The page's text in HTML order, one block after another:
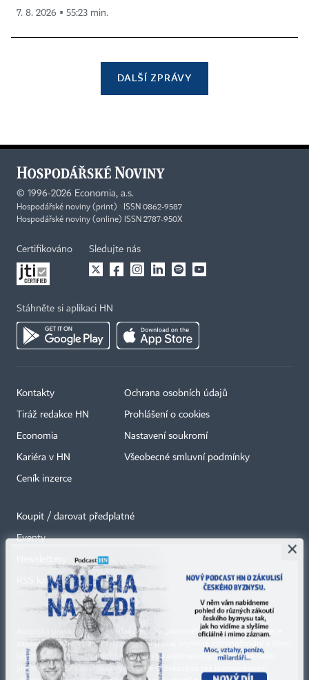
7. 8. 2026 ▪ 55:23 min.
DALŠÍ ZPRÁVY
© 1996-2026 Economia, a.s.
Hospodářské noviny (print) ISSN 0862-9587
Hospodářské noviny (online) ISSN 2787-950X
Certifikováno Sledujte nás
Stáhněte si aplikaci HN
Kontakty
Tiráž redakce HN
Economia
Kariéra v HN
Ceník inzerce
Ochrana osobních údajů
Prohlášení o cookies
Nastavení soukromí
Všeobecné smluvní podmínky
Koupit / darovat předplatné
Eventy
RSS kanály
Autorská práva vykonává vydavatel. Bez písemného svolení vydavatele je
zakázáno jakékoli užití částí nebo celku díla, zejména rozmnožování a šíření
jakýmkoli způsobem, mechanickým nebo elektronickým, v českém nebo
jiném jazyce. Bez souhlasu vydavatele je zakázáno též rozmnožování
×